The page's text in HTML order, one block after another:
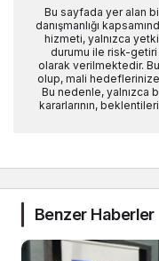
Bu sayfada yer alan
danışmanlığı
hizmeti, yalnızca
durumu ile risk-
olarak verilmektedir.
olup, mali
Bu nedenle, yalnızca
kararlarının,
Benzer Haberler